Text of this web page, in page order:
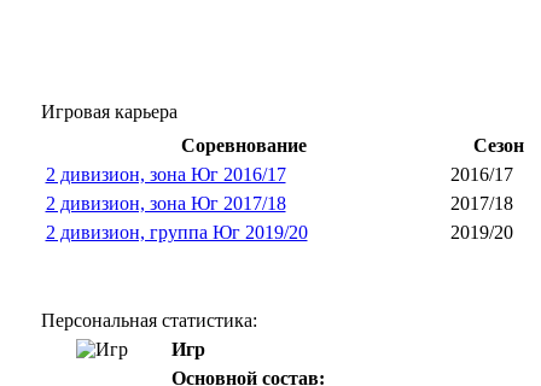
Игровая карьера
Соревнование
Сезон
2 дивизион, зона Юг 2016/17
2016/17
2 дивизион, зона Юг 2017/18
2017/18
2 дивизион, группа Юг 2019/20
2019/20
Персональная статистика:
Игр
Основной состав: